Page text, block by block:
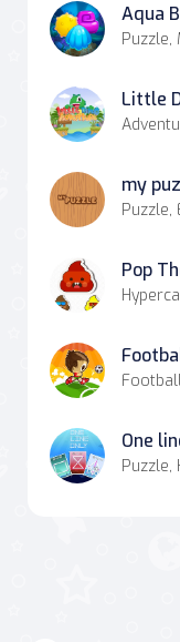
Aqua
Puzzle,
Little
my
Puzzle,
Pop
One
Puzzle,